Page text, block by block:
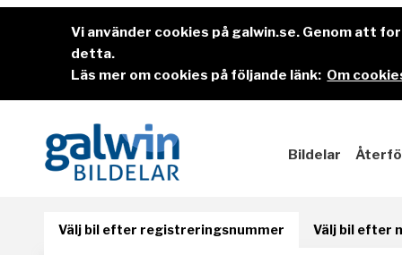
Vi använder cookies på galwin.se. Genom att
detta.
Läs mer om cookies på följande länk: Om
Bildelar
Välj bil efter registreringsnummer Välj bil efter